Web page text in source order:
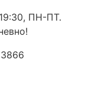
ПН-ПТ.